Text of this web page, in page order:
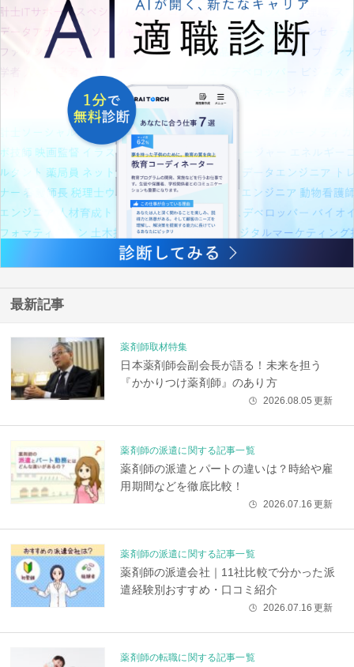
最新記事
薬剤師取材特集
日本薬剤師会副会長が語る！未来を担う
『かかりつけ薬剤師』のあり方
🕒 2026.08.05 更新
薬剤師の派遣に関する記事一覧
薬剤師の派遣とパートの違いは？時給や雇
用期間などを徹底比較！
🕒 2026.07.16 更新
薬剤師の派遣に関する記事一覧
薬剤師の派遣会社｜11社比較で分かった派
遣経験別おすすめ・口コミ紹介
🕒 2026.07.16 更新
薬剤師の転職に関する記事一覧